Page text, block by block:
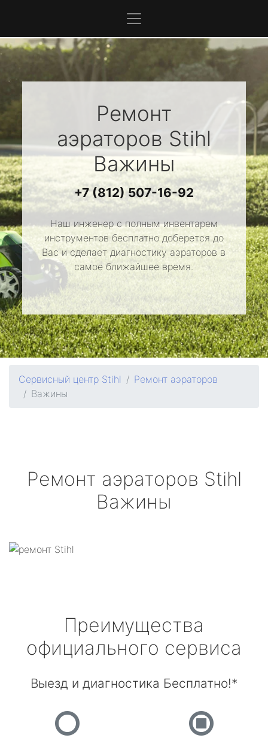
Ремонт
аэраторов Stihl
Важины
+7 (812) 507-16-92
Наш инженер с полным инвентарем
инструментов бесплатно доберется до
Вас и сделает диагностику аэраторов в
самое ближайшее время.
Сервисный центр Stihl
Ремонт аэраторов
Важины
Ремонт аэраторов Stihl
Важины
Преимущества
официального сервиса
Выезд и диагностика Бесплатно!*